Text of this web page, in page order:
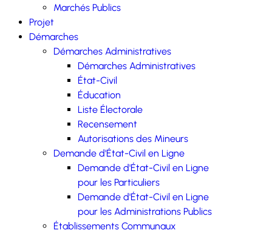
Marchés Publics
Projet
Démarches
Démarches Administratives
Démarches Administratives
État-Civil
Éducation
Liste Électorale
Recensement
Autorisations des Mineurs
Demande d'État-Civil en Ligne
Demande d'État-Civil en Ligne
pour les Particuliers
Demande d'État-Civil en Ligne
pour les Administrations Publics
Établissements Communaux